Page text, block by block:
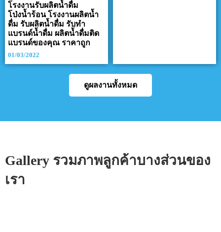
โรงงานรับผลิตน้ำดื่ม
โป่งน้ำร้อน โรงงานผลิตน้ำ
ดื่ม รับผลิตน้ำดื่ม รับทำ
แบรนด์น้ำดื่ม ผลิตน้ำดื่มติด
แบรนด์ของคุณ ราคาถูก
01/03/2022
ดูผลงานทั้งหมด
Gallery รวมภาพลูกค้าบางส่วนของ
เรา